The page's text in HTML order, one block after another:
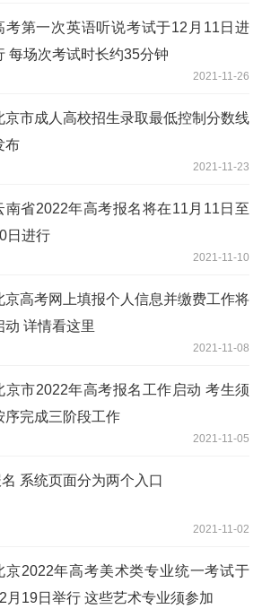
考第一次英语听说考试于12月11日进
每场次考试时长约35分钟
2021-11-26
京市成人高校招生录取最低控制分数线
布
2021-11-23
南省2022年高考报名将在11月11日至
日进行
2021-11-10
京高考网上填报个人信息并缴费工作将
动 详情看这里
2021-11-08
京市2022年高考报名工作启动 考生须
序完成三阶段工作
2021-11-05
系统页面分为两个入口
2021-11-02
京2022年高考美术类专业统一考试于
月19日举行 这些艺术专业须参加